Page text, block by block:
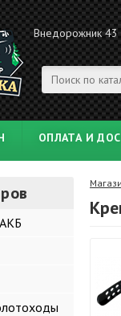
Внедорожник 43
ОПЛАТА И